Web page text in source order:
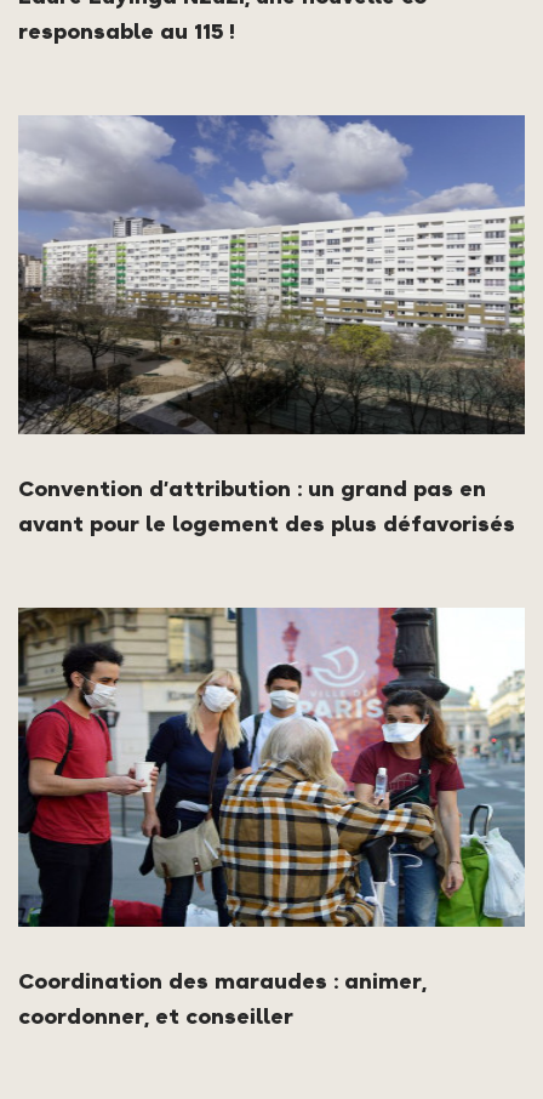
responsable au 115 !
Convention d’attribution : un grand pas en
avant pour le logement des plus défavorisés
Coordination des maraudes : animer,
coordonner, et conseiller